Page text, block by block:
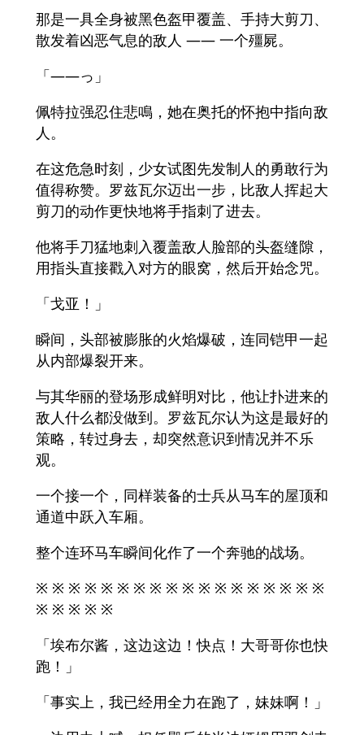
那是一具全身被黑色盔甲覆盖、手持大剪刀、
散发着凶恶气息的敌人 —— 一个殭屍。
「――っ」
佩特拉强忍住悲鳴，她在奥托的怀抱中指向敌
人。
在这危急时刻，少女试图先发制人的勇敢行为
值得称赞。罗兹瓦尔迈出一步，比敌人挥起大
剪刀的动作更快地将手指刺了进去。
他将手刀猛地刺入覆盖敌人脸部的头盔缝隙，
用指头直接戳入对方的眼窝，然后开始念咒。
「戈亚！」
瞬间，头部被膨胀的火焰爆破，连同铠甲一起
从内部爆裂开来。
与其华丽的登场形成鲜明对比，他让扑进来的
敌人什么都没做到。罗兹瓦尔认为这是最好的
策略，转过身去，却突然意识到情况并不乐
观。
一个接一个，同样装备的士兵从马车的屋顶和
通道中跃入车厢。
整个连环马车瞬间化作了一个奔驰的战场。
※ ※ ※ ※ ※ ※ ※ ※ ※ ※ ※ ※ ※ ※ ※ ※ ※ ※
※ ※ ※ ※ ※
「埃布尔酱，这边这边！快点！大哥哥你也快
跑！」
「事实上，我已经用全力在跑了，妹妹啊！」